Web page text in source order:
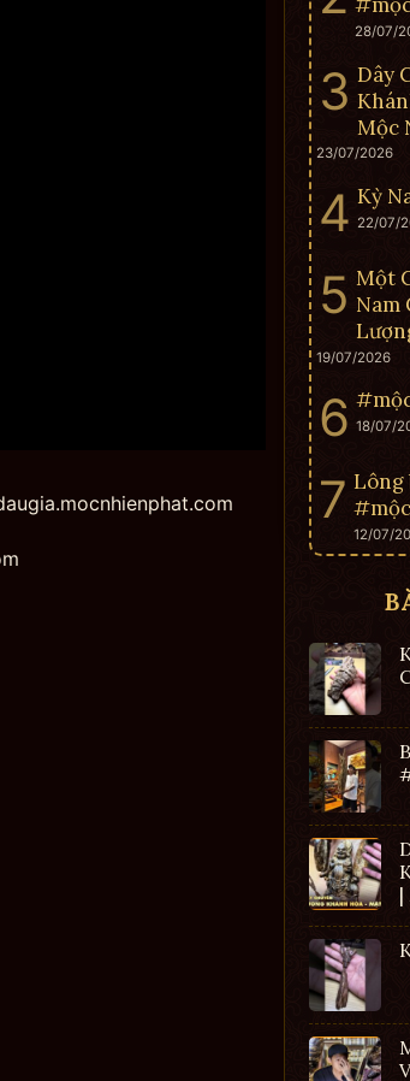
28/07/
Dây
Mộc
23/07/2026
Kỳ
22/07/
Một
Nam
19/07/2026
18/07/
Lông
12/07/
|